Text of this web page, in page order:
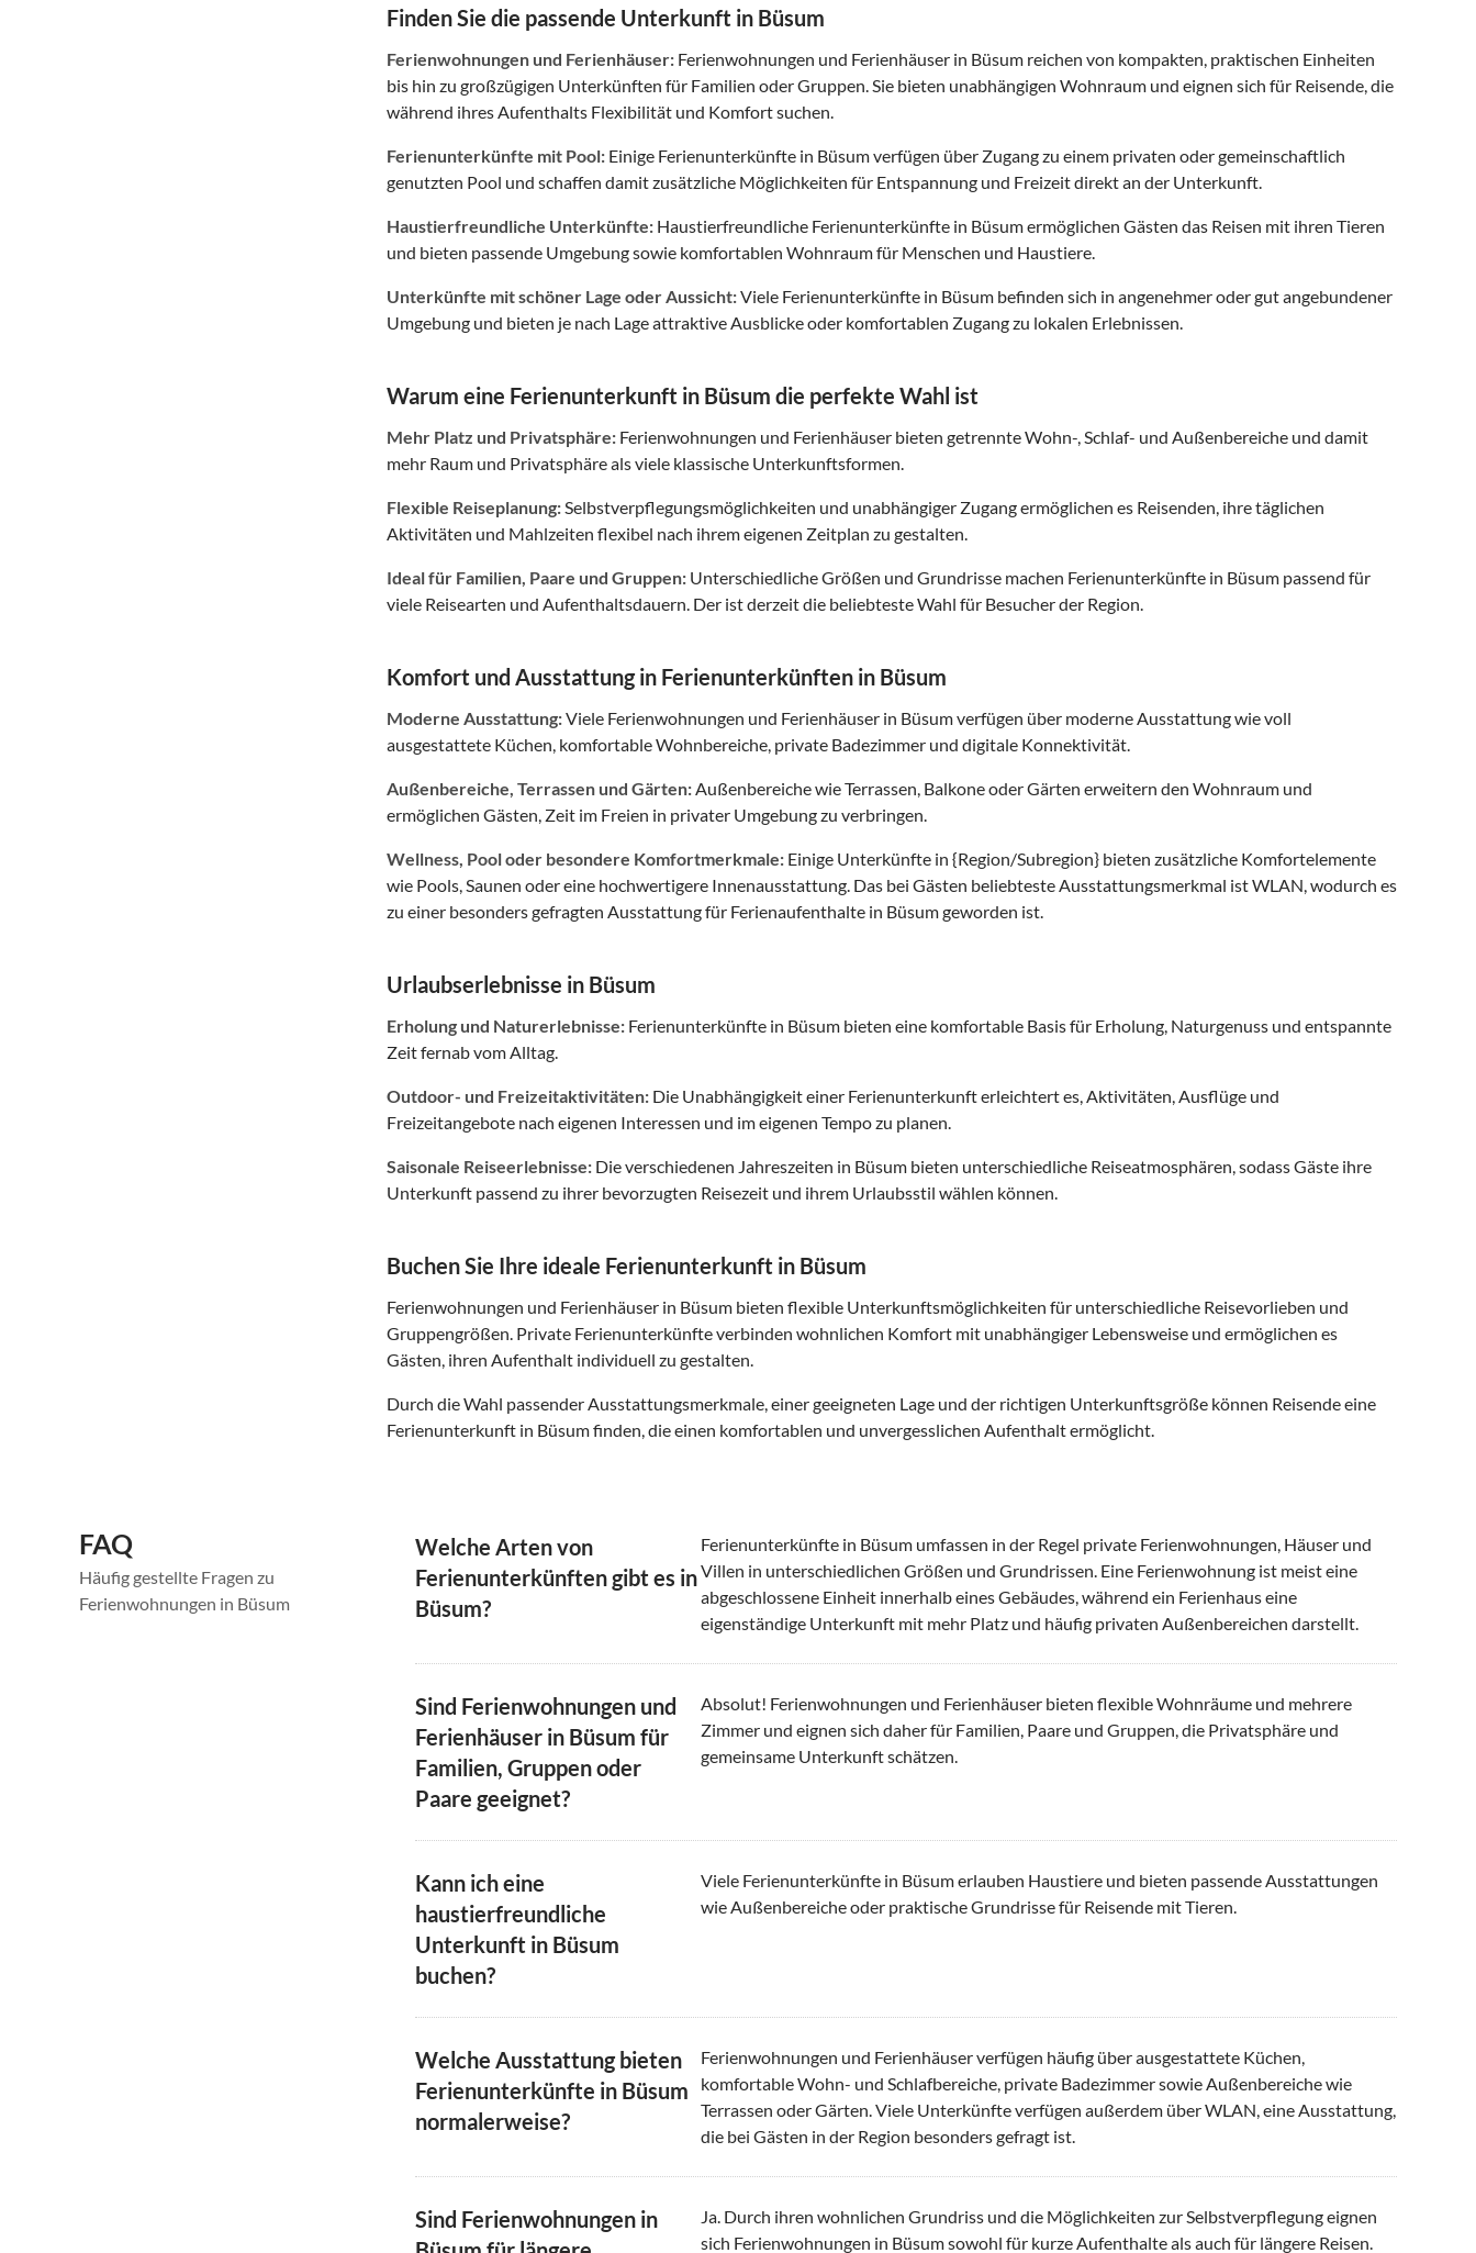
Finden Sie die passende Unterkunft in Büsum
Ferienwohnungen und Ferienhäuser: Ferienwohnungen und Ferienhäuser in Büsum reichen von kompakten, praktischen Einheiten
bis hin zu großzügigen Unterkünften für Familien oder Gruppen. Sie bieten unabhängigen Wohnraum und eignen sich für Reisende, die
während ihres Aufenthalts Flexibilität und Komfort suchen.
Ferienunterkünfte mit Pool: Einige Ferienunterkünfte in Büsum verfügen über Zugang zu einem privaten oder gemeinschaftlich
genutzten Pool und schaffen damit zusätzliche Möglichkeiten für Entspannung und Freizeit direkt an der Unterkunft.
Haustierfreundliche Unterkünfte: Haustierfreundliche Ferienunterkünfte in Büsum ermöglichen Gästen das Reisen mit ihren Tieren
und bieten passende Umgebung sowie komfortablen Wohnraum für Menschen und Haustiere.
Unterkünfte mit schöner Lage oder Aussicht:Viele Ferienunterkünfte in Büsum befinden sich in angenehmer oder gut angebundener
Umgebung und bieten je nach Lage attraktive Ausblicke oder komfortablen Zugang zu lokalen Erlebnissen.
Warum eine Ferienunterkunft in Büsum die perfekte Wahl ist
Mehr Platz und Privatsphäre: Ferienwohnungen und Ferienhäuser bieten getrennte Wohn-, Schlaf- und Außenbereiche und damit
mehr Raum und Privatsphäre als viele klassische Unterkunftsformen.
Flexible Reiseplanung:Selbstverpflegungsmöglichkeiten und unabhängiger Zugang ermöglichen es Reisenden, ihre täglichen
Aktivitäten und Mahlzeiten flexibel nach ihrem eigenen Zeitplan zu gestalten.
Ideal für Familien, Paare und Gruppen: Unterschiedliche Größen und Grundrisse machen Ferienunterkünfte in Büsum passend für
viele Reisearten und Aufenthaltsdauern. Der ist derzeit die beliebteste Wahl für Besucher der Region.
Komfort und Ausstattung in Ferienunterkünften in Büsum
Moderne Ausstattung:Viele Ferienwohnungen und Ferienhäuser in Büsum verfügen über moderne Ausstattung wie voll
ausgestattete Küchen, komfortable Wohnbereiche, private Badezimmer und digitale Konnektivität.
Außenbereiche, Terrassen und Gärten:Außenbereiche wie Terrassen, Balkone oder Gärten erweitern den Wohnraum und
ermöglichen Gästen, Zeit im Freien in privater Umgebung zu verbringen.
Wellness, Pool oder besondere Komfortmerkmale: Einige Unterkünfte in {Region/Subregion} bieten zusätzliche Komfortelemente
wie Pools, Saunen oder eine hochwertigere Innenausstattung. Das bei Gästen beliebteste Ausstattungsmerkmal ist WLAN, wodurch es
zu einer besonders gefragten Ausstattung für Ferienaufenthalte in Büsum geworden ist.
Urlaubserlebnisse in Büsum
Erholung und Naturerlebnisse: Ferienunterkünfte in Büsum bieten eine komfortable Basis für Erholung, Naturgenuss und entspannte
Zeit fernab vom Alltag.
Outdoor- und Freizeitaktivitäten: Die Unabhängigkeit einer Ferienunterkunft erleichtert es, Aktivitäten, Ausflüge und
Freizeitangebote nach eigenen Interessen und im eigenen Tempo zu planen.
Saisonale Reiseerlebnisse: Die verschiedenen Jahreszeiten in Büsum bieten unterschiedliche Reiseatmosphären, sodass Gäste ihre
Unterkunft passend zu ihrer bevorzugten Reisezeit und ihrem Urlaubsstil wählen können.
Buchen Sie Ihre ideale Ferienunterkunft in Büsum
Ferienwohnungen und Ferienhäuser in Büsum bieten flexible Unterkunftsmöglichkeiten für unterschiedliche Reisevorlieben und
Gruppengrößen. Private Ferienunterkünfte verbinden wohnlichen Komfort mit unabhängiger Lebensweise und ermöglichen es
Gästen, ihren Aufenthalt individuell zu gestalten.
Durch die Wahl passender Ausstattungsmerkmale, einer geeigneten Lage und der richtigen Unterkunftsgröße können Reisende eine
Ferienunterkunft in Büsum finden, die einen komfortablen und unvergesslichen Aufenthalt ermöglicht.
FAQ
Häufig gestellte Fragen zu
Ferienwohnungen in Büsum
Welche Arten von
Ferienunterkünften gibt es in
Büsum?
Ferienunterkünfte in Büsum umfassen in der Regel private Ferienwohnungen, Häuser und
Villen in unterschiedlichen Größen und Grundrissen. Eine Ferienwohnung ist meist eine
abgeschlossene Einheit innerhalb eines Gebäudes, während ein Ferienhaus eine
eigenständige Unterkunft mit mehr Platz und häufig privaten Außenbereichen darstellt.
Sind Ferienwohnungen und
Ferienhäuser in Büsum für
Familien, Gruppen oder
Paare geeignet?
Absolut! Ferienwohnungen und Ferienhäuser bieten flexible Wohnräume und mehrere
Zimmer und eignen sich daher für Familien, Paare und Gruppen, die Privatsphäre und
gemeinsame Unterkunft schätzen.
Kann ich eine
haustierfreundliche
Unterkunft in Büsum
buchen?
Viele Ferienunterkünfte in Büsum erlauben Haustiere und bieten passende Ausstattungen
wie Außenbereiche oder praktische Grundrisse für Reisende mit Tieren.
Welche Ausstattung bieten
Ferienunterkünfte in Büsum
normalerweise?
Ferienwohnungen und Ferienhäuser verfügen häufig über ausgestattete Küchen,
komfortable Wohn- und Schlafbereiche, private Badezimmer sowie Außenbereiche wie
Terrassen oder Gärten. Viele Unterkünfte verfügen außerdem über WLAN, eine Ausstattung,
die bei Gästen in der Region besonders gefragt ist.
Sind Ferienwohnungen in
Ja. Durch ihren wohnlichen Grundriss und die Möglichkeiten zur Selbstverpflegung eignen
sich Ferienwohnungen in Büsum sowohl für kurze Aufenthalte als auch für längere Reisen.